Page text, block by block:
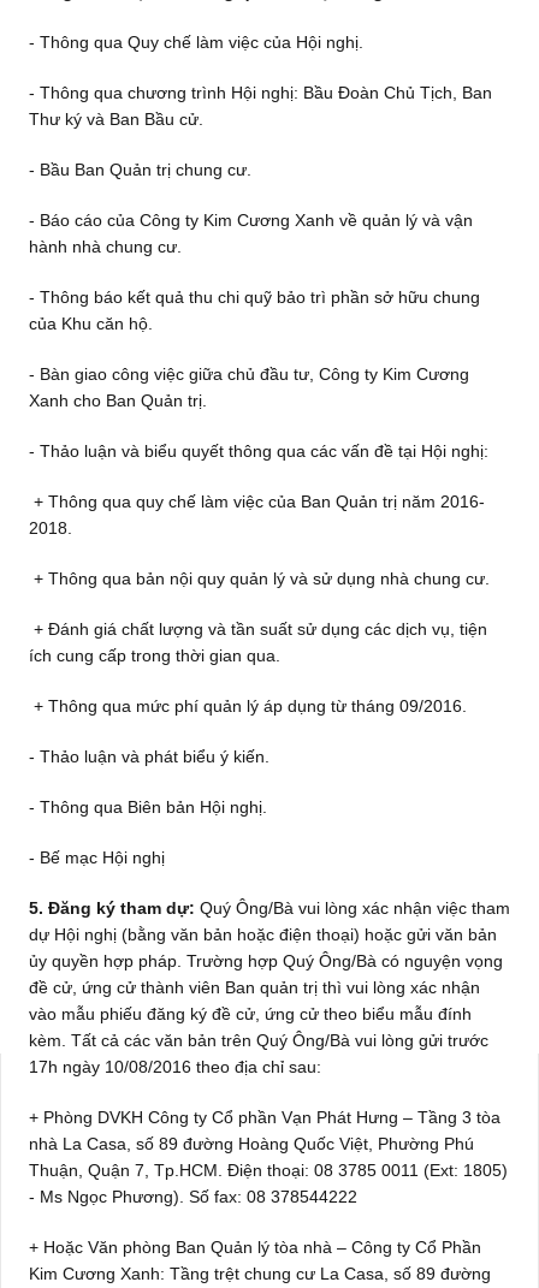
- Thông qua Quy chế làm việc của Hội nghị.
- Thông qua chương trình Hội nghị: Bầu Đoàn Chủ Tịch, Ban
Thư ký và Ban Bầu cử.
- Bầu Ban Quản trị chung cư.
- Báo cáo của Công ty Kim Cương Xanh về quản lý và vận
hành nhà chung cư.
- Thông báo kết quả thu chi quỹ bảo trì phần sở hữu chung
của Khu căn hộ.
- Bàn giao công việc giữa chủ đầu tư, Công ty Kim Cương
Xanh cho Ban Quản trị.
- Thảo luận và biểu quyết thông qua các vấn đề tại Hội nghị:
+ Thông qua quy chế làm việc của Ban Quản trị năm 2016-
2018.
+ Thông qua bản nội quy quản lý và sử dụng nhà chung cư.
+ Đánh giá chất lượng và tần suất sử dụng các dịch vụ, tiện
ích cung cấp trong thời gian qua.
+ Thông qua mức phí quản lý áp dụng từ tháng 09/2016.
- Thảo luận và phát biểu ý kiến.
- Thông qua Biên bản Hội nghị.
- Bế mạc Hội nghị
5. Đăng ký tham dự: Quý Ông/Bà vui lòng xác nhận việc tham
dự Hội nghị (bằng văn bản hoặc điện thoại) hoặc gửi văn bản
ủy quyền hợp pháp. Trường hợp Quý Ông/Bà có nguyện vọng
đề cử, ứng cử thành viên Ban quản trị thì vui lòng xác nhận
vào mẫu phiếu đăng ký đề cử, ứng cử theo biểu mẫu đính
kèm. Tất cả các văn bản trên Quý Ông/Bà vui lòng gửi trước
17h ngày 10/08/2016 theo địa chỉ sau:
+ Phòng DVKH Công ty Cổ phần Vạn Phát Hưng – Tầng 3 tòa
nhà La Casa, số 89 đường Hoàng Quốc Việt, Phường Phú
Thuận, Quận 7, Tp.HCM. Điện thoại: 08 3785 0011 (Ext: 1805)
- Ms Ngọc Phương). Số fax: 08 378544222
+ Hoặc Văn phòng Ban Quản lý tòa nhà – Công ty Cổ Phần
Kim Cương Xanh: Tầng trệt chung cư La Casa, số 89 đường